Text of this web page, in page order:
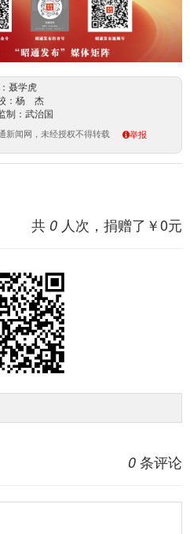
聂学虎
：杨 杰
：武治国
新闻网，未经授权不得转载 举报
共 0 人次，捐赠了￥0元
0 条评论